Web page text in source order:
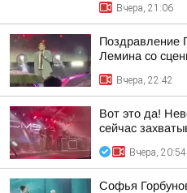
Вчера, 21:06
Поздравление
Лемина со
Вчера, 22:42
Вот это да!
сейчас
Вчера, 20:54
Софья